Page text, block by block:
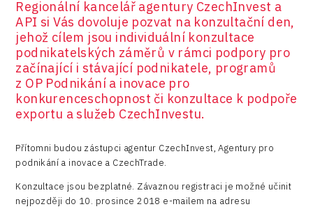
R&D
Security
Vehicles
Regionální kancelář agentury CzechInvest a
API si Vás dovoluje pozvat na konzultační den,
jehož cílem jsou individuální konzultace
podnikatelských záměrů v rámci podpory pro
začínající i stávající podnikatele, programů
z OP Podnikání a inovace pro
konkurenceschopnost či konzultace k podpoře
exportu a služeb CzechInvestu.
Přítomni budou zástupci agentur CzechInvest, Agentury pro
podnikání a inovace a CzechTrade.
Konzultace jsou bezplatné. Závaznou registraci je možné učinit
nejpozději do 10. prosince 2018 e-mailem na adresu